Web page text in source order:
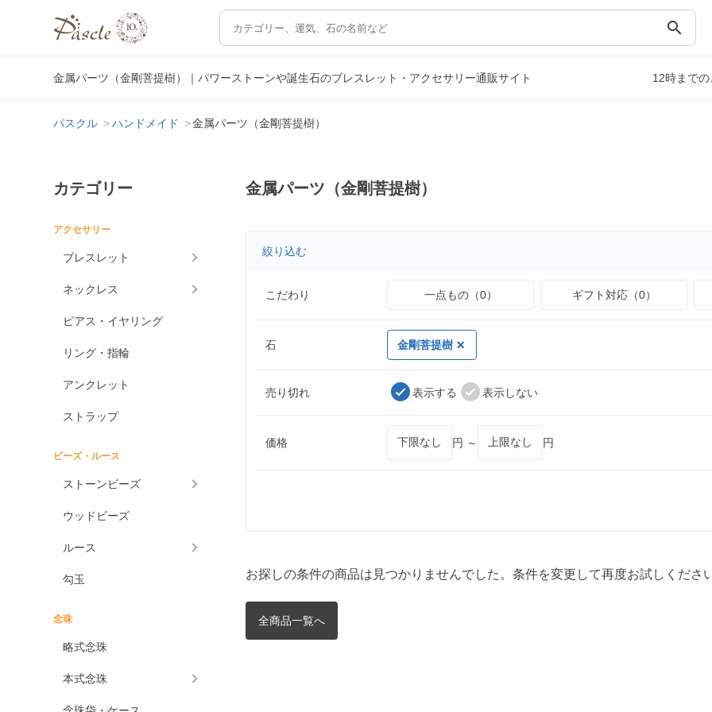
search
金属パーツ（金剛菩提樹）｜パワーストーンや誕生石のブレスレット・アクセサリー通販サイト 12時まで
パスクル ハンドメイド 金属パーツ（金剛菩提樹）
カテゴリー
アクセサリー
ブレスレット
ネックレス
ピアス・イヤリング
リング・指輪
アンクレット
ストラップ
ビーズ・ルース
ストーンビーズ
ウッドビーズ
ルース
勾玉
念珠
略式念珠
本式念珠
金属パーツ（金剛菩提樹）
絞り込む
こだわり 一点もの（0） ギフト対応（0）
石 金剛菩提樹
売り切れ 表示する 表示しない
価格 円 ～ 円
お探しの条件の商品は見つかりませんでした。条件を変更して再度お試しください
全商品一覧へ